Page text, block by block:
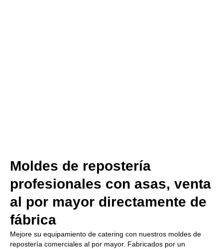
Moldes de repostería
profesionales con asas, venta
al por mayor directamente de
fábrica
Mejore su equipamiento de catering con nuestros moldes de
repostería comerciales al por mayor. Fabricados por un